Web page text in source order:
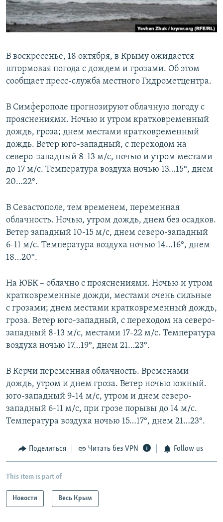
ПОБЕДИТЕЛЕЙ НЕ СУДЯТ?
КРЫМ.НЕПОКОРЕННЫЙ
УКРАИНСКАЯ ПРОБЛЕМА КРЫМА
ПРИСОЕДИНЯЙТЕСЬ!
Все сайты RFE/RL
В воскресенье, 18 октября, в Крыму ожидается
штормовая погода с дождем и грозами. Об этом
сообщает пресс-служба местного Гидрометцентра.
В Симферополе прогнозируют облачную погоду с
прояснениями. Ночью и утром кратковременный
дождь, гроза; днем местами кратковременный
дождь. Ветер юго-западный, с переходом на
северо-западный 8-13 м/с, ночью и утром местами
до 17 м/с. Температура воздуха ночью 13…15°, днем
20…22°.
В Севастополе, тем временем, переменная
облачность. Ночью, утром дождь, днем без осадков.
Ветер западный 10-15 м/с, днем северо-западный
6-11 м/с. Температура воздуха ночью 14…16°, днем
18…20°.
На ЮБК – облачно с прояснениями. Ночью и утром
кратковременные дожди, местами очень сильные
с грозами; днем местами кратковременный дождь,
гроза. Ветер юго-западный, с переходом на северо-
западный 8-13 м/с, местами 17-22 м/с. Температура
воздуха ночью 17…19°, днем 21…23°.
В Керчи переменная облачность. Временами
дождь, утром и днем гроза. Ветер ночью южный.
юго-западный 9-14 м/с, утром и днем северо-
западный 6-11 м/с, при грозе порывы до 14 м/с.
Температура воздуха ночью 15…17°, днем 21…23°.
Поделиться Читать без VPN Follow us
This item is part of
Новости Весь Крым